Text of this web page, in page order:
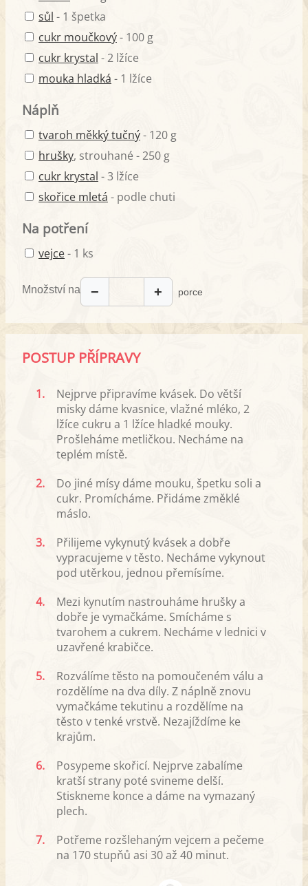
sůl - 1 špetka
cukr moučkový- 100 g
cukr krystal - 2 lžíce
mouka hladká - 1 lžíce
Náplň
tvaroh měkký tučný- 120 g
hrušky, strouhané - 250 g
cukr krystal - 3 lžíce
skořice mletá - podle chuti
Na potření
vejce- 1 ks
Množství na − + porce
POSTUP PŘÍPRAVY
1.
Nejprve připravíme kvásek. Do větší
misky dáme kvasnice, vlažné mléko, 2
lžíce cukru a 1 lžíce hladké mouky.
Prošleháme metličkou. Necháme na
teplém místě.
2.
Do jiné mísy dáme mouku, špetku soli a
cukr. Promícháme. Přidáme změklé
máslo.
3.
Přilijeme vykynutý kvásek a dobře
vypracujeme v těsto. Necháme vykynout
pod utěrkou, jednou přemísíme.
4.
Mezi kynutím nastrouháme hrušky a
dobře je vymačkáme. Smícháme s
tvarohem a cukrem. Necháme v lednici v
uzavřené krabičce.
5.
Rozválíme těsto na pomoučeném válu a
rozdělíme na dva díly. Z náplně znovu
vymačkáme tekutinu a rozdělíme na
těsto v tenké vrstvě. Nezajíždíme ke
krajům.
6.
Posypeme skořicí. Nejprve zabalíme
kratší strany poté svineme delší.
Stiskneme konce a dáme na vymazaný
plech.
7.
Potřeme rozšlehaným vejcem a pečeme
na 170 stupňů asi 30 až 40 minut.